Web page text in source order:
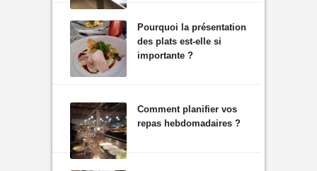
Pourquoi la présentation
des plats est-elle si
importante ?
Comment planifier vos
repas hebdomadaires ?